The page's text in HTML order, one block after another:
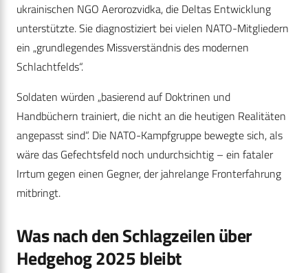
ukrainischen NGO Aerorozvidka, die Deltas Entwicklung
unterstützte. Sie diagnostiziert bei vielen NATO-Mitgliedern
ein „grundlegendes Missverständnis des modernen
Schlachtfelds“.
Soldaten würden „basierend auf Doktrinen und
Handbüchern trainiert, die nicht an die heutigen Realitäten
angepasst sind“. Die NATO-Kampfgruppe bewegte sich, als
wäre das Gefechtsfeld noch undurchsichtig – ein fataler
Irrtum gegen einen Gegner, der jahrelange Fronterfahrung
mitbringt.
Was nach den Schlagzeilen über
Hedgehog 2025 bleibt